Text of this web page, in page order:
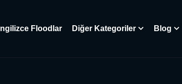
İngilizce Floodlar Diğer Kategoriler Blog